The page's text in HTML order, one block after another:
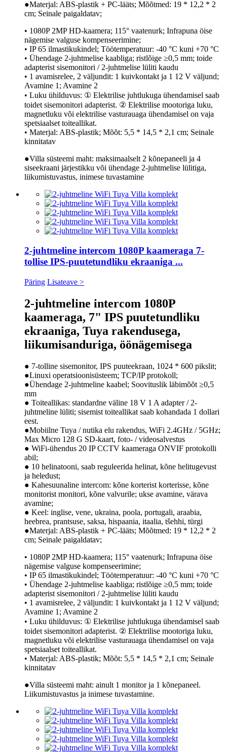
●Materjal: ABS-plastik + PC-lääts; Mõõtmed: 19 * 12,2 * 2
cm; Seinale paigaldatav;
• 1080P 2MP HD-kaamera; 115° vaatenurk; Infrapuna öise
nägemise valguse kompenseerimine;
• IP 65 ilmastikukindel; Töötemperatuur: -40 °C kuni +70 °C
• Ühendage 2-juhtmelise kaabliga; ristlõige ≥0,5 mm; toide
adapterist sisemonitori / 2-juhtmelise lüliti kaudu
• 1 avamisrelee, 2 väljundit: 1 kuivkontakt ja 1 12 V väljund;
Avamine 1; Avamine 2
• Luku ühilduvus: ① Elektrilise juhtlukuga ühendamisel saab
toidet sisemonitori adapterist. ② Elektrilise mootoriga luku,
magnetluku või elektrilise vasturauaga ühendamisel on vaja
spetsiaalset toiteallikat.
• Materjal: ABS-plastik; Mõõt: 5,5 * 14,5 * 2,1 cm; Seinale
kinnitatav
●Villa süsteemi maht: maksimaalselt 2 kõnepaneeli ja 4
siseekraani järjestikku või ühendage 2-juhtmelise lülitiga,
liikumistuvastus, inimese tuvastamine
2-juhtmeline intercom 1080P kaameraga 7-
tollise IPS-puutetundliku ekraaniga ...
Päring Lisateave >
2-juhtmeline intercom 1080P
kaameraga, 7" IPS puutetundliku
ekraaniga, Tuya rakendusega,
liikumisanduriga, öönägemisega
● 7-tolline sisemonitor, IPS puuteekraan, 1024 * 600 pikslit;
●Linuxi operatsioonisüsteem; TCP/IP protokoll;
●Ühendage 2-juhtmeline kaabel; Soovituslik läbimõõt ≥0,5
mm
● Toiteallikas: standardne väline 18 V 1 A adapter / 2-
juhtmeline lüliti; sisemist toiteallikat saab kohandada 1 dollari
eest.
●Mobiilne Tuya / nutika elu rakendus, WiFi 2.4GHz / 5GHz;
Max Micro 128 G SD-kaart, foto- / videosalvestus
● WiFi-ühendus 20 IP CCTV kaameraga ONVIF protokolli
abil;
● 10 helinatooni, saab reguleerida helinat, kõne helitugevust
ja heledust;
● Kahesuunaline intercom: kõne korterist korterisse, kõne
monitorist monitori, kõne valvurile; ukse avamine, värava
avamine;
● Keel: inglise, vene, ukraina, poola, portugali, araabia,
heebrea, prantsuse, saksa, hispaania, itaalia, tšehhi, türgi
●Materjal: ABS-plastik + PC-lääts; Mõõtmed: 19 * 12,2 * 2
cm; Seinale paigaldatav;
• 1080P 2MP HD-kaamera; 115° vaatenurk; Infrapuna öise
nägemise valguse kompenseerimine;
• IP 65 ilmastikukindel; Töötemperatuur: -40 °C kuni +70 °C
• Ühendage 2-juhtmelise kaabliga; ristlõige ≥0,5 mm; toide
adapterist sisemonitori / 2-juhtmelise lüliti kaudu
• 1 avamisrelee, 2 väljundit: 1 kuivkontakt ja 1 12 V väljund;
Avamine 1; Avamine 2
• Luku ühilduvus: ① Elektrilise juhtlukuga ühendamisel saab
toidet sisemonitori adapterist. ② Elektrilise mootoriga luku,
magnetluku või elektrilise vasturauaga ühendamisel on vaja
spetsiaalset toiteallikat.
• Materjal: ABS-plastik; Mõõt: 5,5 * 14,5 * 2,1 cm; Seinale
kinnitatav
●Villa süsteemi maht: ainult 1 monitor ja 1 kõnepaneel.
Liikumistuvastus ja inimese tuvastamine.